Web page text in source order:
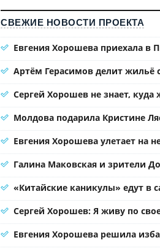
СВЕЖИЕ НОВОСТИ ПРОЕКТА
Евгения Хорошева приехала в
Артём Герасимов делит жильё
Сергей Хорошев не знает,
Молдова подарила Кристине
Евгения Хорошева улетает на
Галина Маковская и зрители
«Китайские каникулы» едут в
Сергей Хорошев: Я живу по
Евгения Хорошева решила